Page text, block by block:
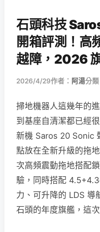
石頭科技
開箱評測！高
越障，2026
2026/4/29作者： 阿湯分類
掃地機器人這幾年的
到基座自清潔都已經
新機 Saros 20 Sonic
點放在全新升級的拖
次高頻震動拖地搭配
驗，同時搭配
力、可升降的 LDS 導
石頭的年度旗艦，這